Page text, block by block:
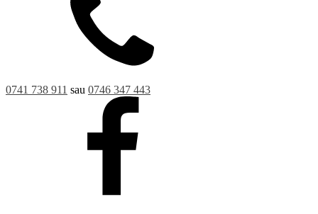
0741 738 911 sau 0746 347 443